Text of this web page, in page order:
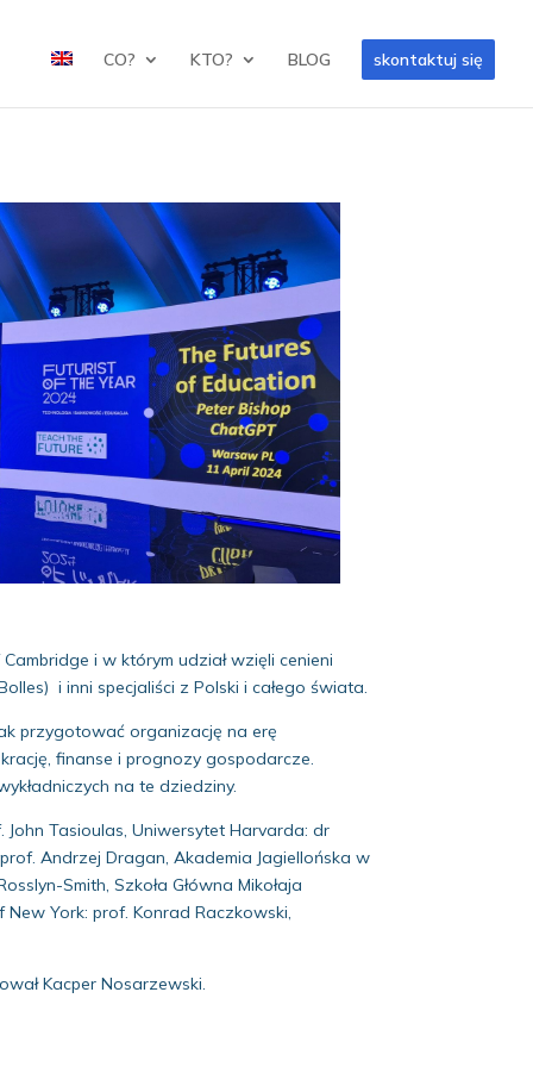
CO? KTO? BLOG skontaktuj się
i w którym udział wzięli cenieni
i inni specjaliści z Polski i całego świata.
przygotować organizację na erę
finanse i prognozy gospodarcze.
na te dziedziny.
Tasioulas, Uniwersytet Harvarda: dr
Andrzej Dragan, Akademia Jagiellońska w
Smith, Szkoła Główna Mikołaja
York: prof. Konrad Raczkowski,
Kacper Nosarzewski.